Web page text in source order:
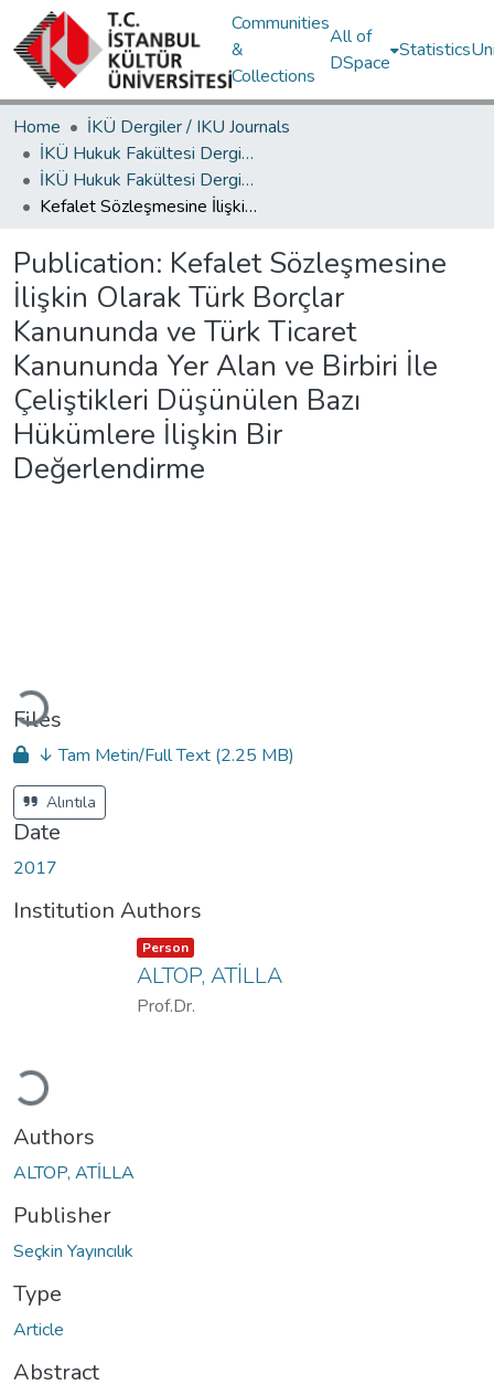
Communities
&
Collections
All of
DSpace
Statistics
Home
İKÜ Dergiler / IKU Journals
İKÜ Hukuk Fakültesi Dergisi / Journal of Istanbul Kultur University Faculty of Law
İKÜ Hukuk Fakültesi Dergisi Cilt 16, Sayı 2-3, (2017) Makale Koleksiyon
Kefalet Sözleşmesine İlişkin Olarak Türk Borçlar Kanununda ve Türk Ticaret Kanununda Yer Alan ve Birbiri İle Çeliştikleri Düşünülen Bazı Hükümlere İlişkin Bir Değerlendirme
Publication: Kefalet Sözleşmesine
İlişkin Olarak Türk Borçlar
Kanununda ve Türk Ticaret
Kanununda Yer Alan ve Birbiri İle
Çeliştikleri Düşünülen Bazı
Hükümlere İlişkin Bir
Değerlendirme
Loading...
Files
↓ Tam Metin/Full Text (2.25 MB)
Alıntıla
Date
2017
Institution Authors
Loading...
Item type:
Person ,
ALTOP, ATİLLA
Prof.Dr.
Authors
ALTOP, ATİLLA
Publisher
Seçkin Yayıncılık
Type
Article
Abstract